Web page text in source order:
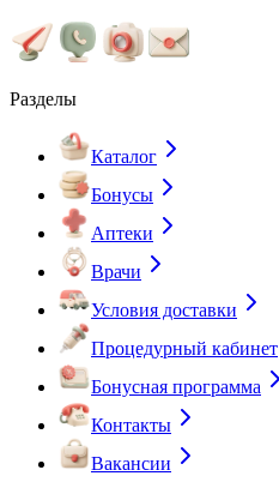
Разделы
Каталог
Бонусы
Аптеки
Врачи
Условия доставки
Процедурный кабинет
Бонусная программа
Контакты
Вакансии